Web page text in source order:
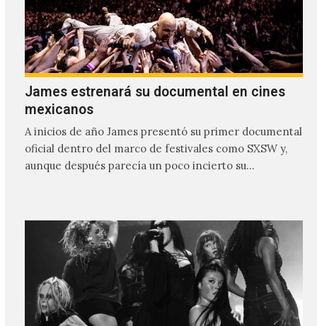
James estrenará su documental en cines
mexicanos
A inicios de año James presentó su primer documental
oficial dentro del marco de festivales como SXSW y,
aunque después parecía un poco incierto su…